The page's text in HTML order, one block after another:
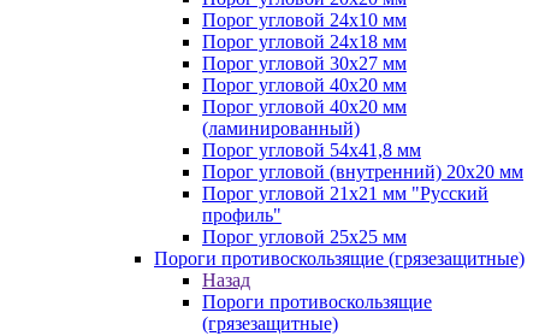
Порог угловой 24х10 мм
Порог угловой 24х18 мм
Порог угловой 30х27 мм
Порог угловой 40х20 мм
Порог угловой 40х20 мм
(ламинированный)
Порог угловой 54х41,8 мм
Порог угловой (внутренний) 20х20 мм
Порог угловой 21х21 мм "Русский
профиль"
Порог угловой 25х25 мм
Пороги противоскользящие (грязезащитные)
Назад
Пороги противоскользящие
(грязезащитные)